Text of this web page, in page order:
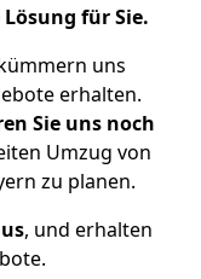
für Sie.
uns
erhalten.
Sie uns noch
Umzug von
zu planen.
, und erhalten